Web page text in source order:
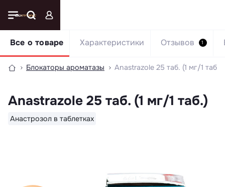
Блокаторы ароматазы Anastrazole 25 таб. (1 мг/1 таб.)
Anastrazole 25 таб. (1 мг/1 таб.)
Анастрозол в таблетках
Все о товаре Характеристики Отзывов 1